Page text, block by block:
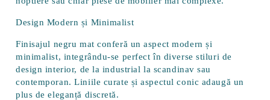
Design Modern și Minimalist
Finisajul negru mat conferă un aspect modern și
minimalist, integrându-se perfect în diverse stiluri de
design interior, de la industrial la scandinav sau
contemporan. Liniile curate și aspectul conic adaugă un
plus de eleganță discretă.